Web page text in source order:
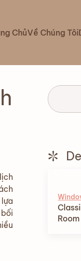
ChủVề Chúng Tôi
Room